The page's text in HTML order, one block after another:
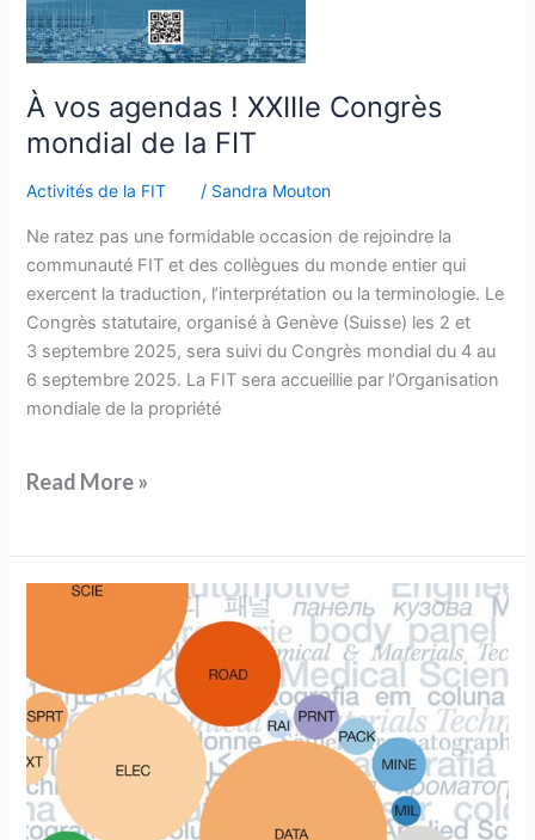
À vos agendas ! XXIIIe Congrès
mondial de la FIT
Activités de la FIT / Sandra Mouton
Ne ratez pas une formidable occasion de rejoindre la
communauté FIT et des collègues du monde entier qui
exercent la traduction, l’interprétation ou la terminologie. Le
Congrès statutaire, organisé à Genève (Suisse) les 2 et
3 septembre 2025, sera suivi du Congrès mondial du 4 au
6 septembre 2025. La FIT sera accueillie par l’Organisation
mondiale de la propriété
Read More »
L’avenir
terminologie
:
entretien
avec
Cristina
Valentini